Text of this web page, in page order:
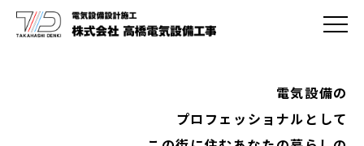
会社紹介
電気設備の
プロフェッショナルとして